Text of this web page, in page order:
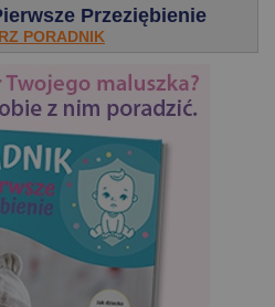
Przeziębienie
PORADNIK